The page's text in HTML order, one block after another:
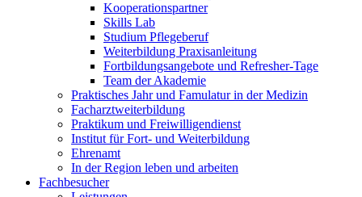
Kooperationspartner
Skills Lab
Studium Pflegeberuf
Weiterbildung Praxisanleitung
Fortbildungsangebote und Refresher-Tage
Team der Akademie
Praktisches Jahr und Famulatur in der Medizin
Facharztweiterbildung
Praktikum und Freiwilligendienst
Institut für Fort- und Weiterbildung
Ehrenamt
In der Region leben und arbeiten
Fachbesucher